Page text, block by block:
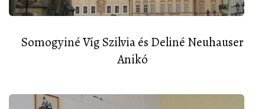
Somogyiné Víg Szilvia és Deliné Neuhauser
Anikó